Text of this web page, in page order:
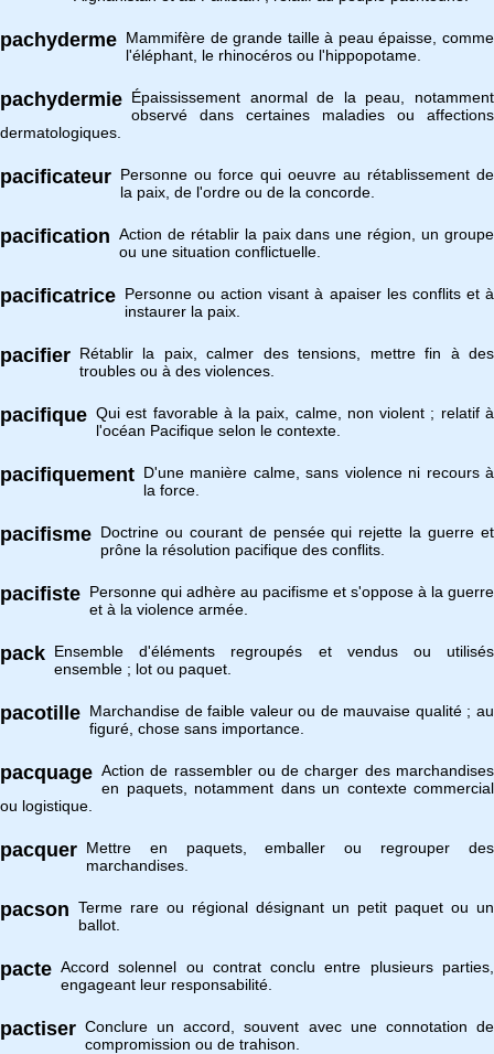
pachyderme Mammifère de grande taille à peau épaisse, comme
l'éléphant, le rhinocéros ou l'hippopotame.
pachydermie Épaississement anormal de la peau, notamment
observé dans certaines maladies ou affections
dermatologiques.
pacificateur Personne ou force qui oeuvre au rétablissement de
la paix, de l'ordre ou de la concorde.
pacification Action de rétablir la paix dans une région, un groupe
ou une situation conflictuelle.
pacificatrice Personne ou action visant à apaiser les conflits et à
instaurer la paix.
pacifier Rétablir la paix, calmer des tensions, mettre fin à des
troubles ou à des violences.
pacifique Qui est favorable à la paix, calme, non violent ; relatif à
l'océan Pacifique selon le contexte.
pacifiquement D'une manière calme, sans violence ni recours à
la force.
pacifisme Doctrine ou courant de pensée qui rejette la guerre et
prône la résolution pacifique des conflits.
pacifiste Personne qui adhère au pacifisme et s'oppose à la guerre
et à la violence armée.
pack Ensemble d'éléments regroupés et vendus ou utilisés
ensemble ; lot ou paquet.
pacotille Marchandise de faible valeur ou de mauvaise qualité ; au
figuré, chose sans importance.
pacquage Action de rassembler ou de charger des marchandises
en paquets, notamment dans un contexte commercial
ou logistique.
pacquer Mettre en paquets, emballer ou regrouper des
marchandises.
pacson Terme rare ou régional désignant un petit paquet ou un
ballot.
pacte Accord solennel ou contrat conclu entre plusieurs parties,
engageant leur responsabilité.
pactiser Conclure un accord, souvent avec une connotation de
compromission ou de trahison.